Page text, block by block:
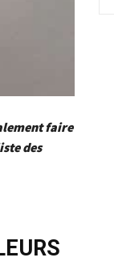
faire
des